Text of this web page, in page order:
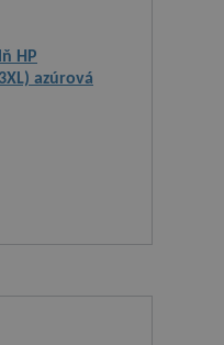
HP
azúrová